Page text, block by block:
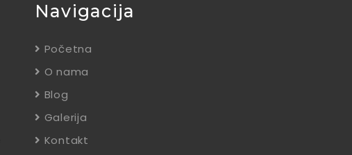
Navigacija
Početna
O nama
Blog
Galerija
Kontakt